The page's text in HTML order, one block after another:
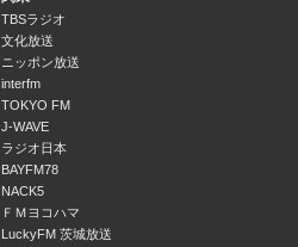
TBSラジオ
文化放送
ニッポン放送
interfm
TOKYO FM
J-WAVE
ラジオ日本
BAYFM78
NACK5
ＦＭヨコハマ
LuckyFM 茨城放送